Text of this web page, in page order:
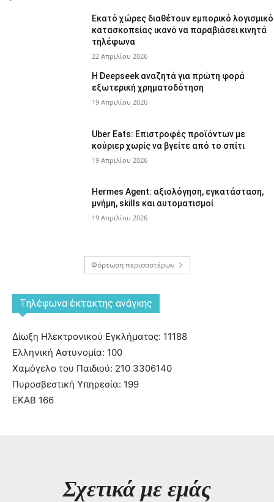
Εκατό χώρες διαθέτουν εμπορικό λογισμικό
κατασκοπείας ικανό να παραβιάσει κινητά
τηλέφωνα
22 Απριλίου 2026
Η Deepseek αναζητά για πρώτη φορά
εξωτερική χρηματοδότηση
19 Απριλίου 2026
Uber Eats: Επιστροφές προϊόντων με
κούριερ χωρίς να βγείτε από το σπίτι
19 Απριλίου 2026
Hermes Agent: αξιολόγηση, εγκατάσταση,
μνήμη, skills και αυτοματισμοί
19 Απριλίου 2026
Φόρτωση περισσοτέρων
Tηλέφωνα έκτακτης ανάγκης
Δίωξη Ηλεκτρονικού Εγκλήματος: 11188
Ελληνική Αστυνομία: 100
Χαμόγελο του Παιδιού: 210 3306140
Πυροσβεστική Υπηρεσία: 199
ΕΚΑΒ 166
Σχετικά με εμάς